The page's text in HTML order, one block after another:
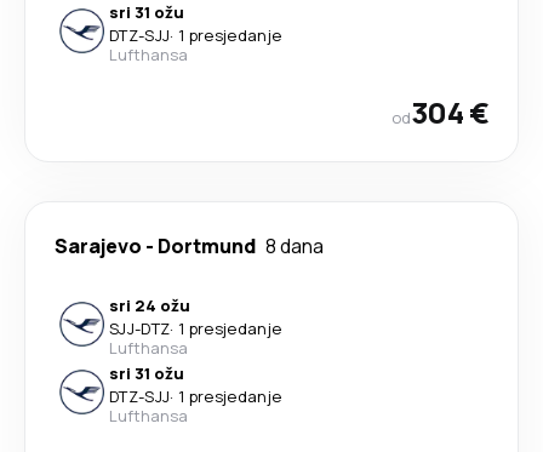
sri 31 ožu
DTZ-SJJ· 1 presjedanje
Lufthansa
od304 €
Sarajevo - Dortmund 8 dana
sri 24 ožu
SJJ-DTZ· 1 presjedanje
Lufthansa
sri 31 ožu
DTZ-SJJ· 1 presjedanje
Lufthansa